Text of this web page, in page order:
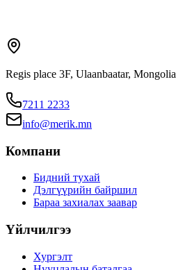
Regis place 3F, Ulaanbaatar, Mongolia
7211 2233
info@merik.mn
Компани
Бидний тухай
Дэлгүүрийн байршил
Бараа захиалах заавар
Үйлчилгээ
Хургэлт